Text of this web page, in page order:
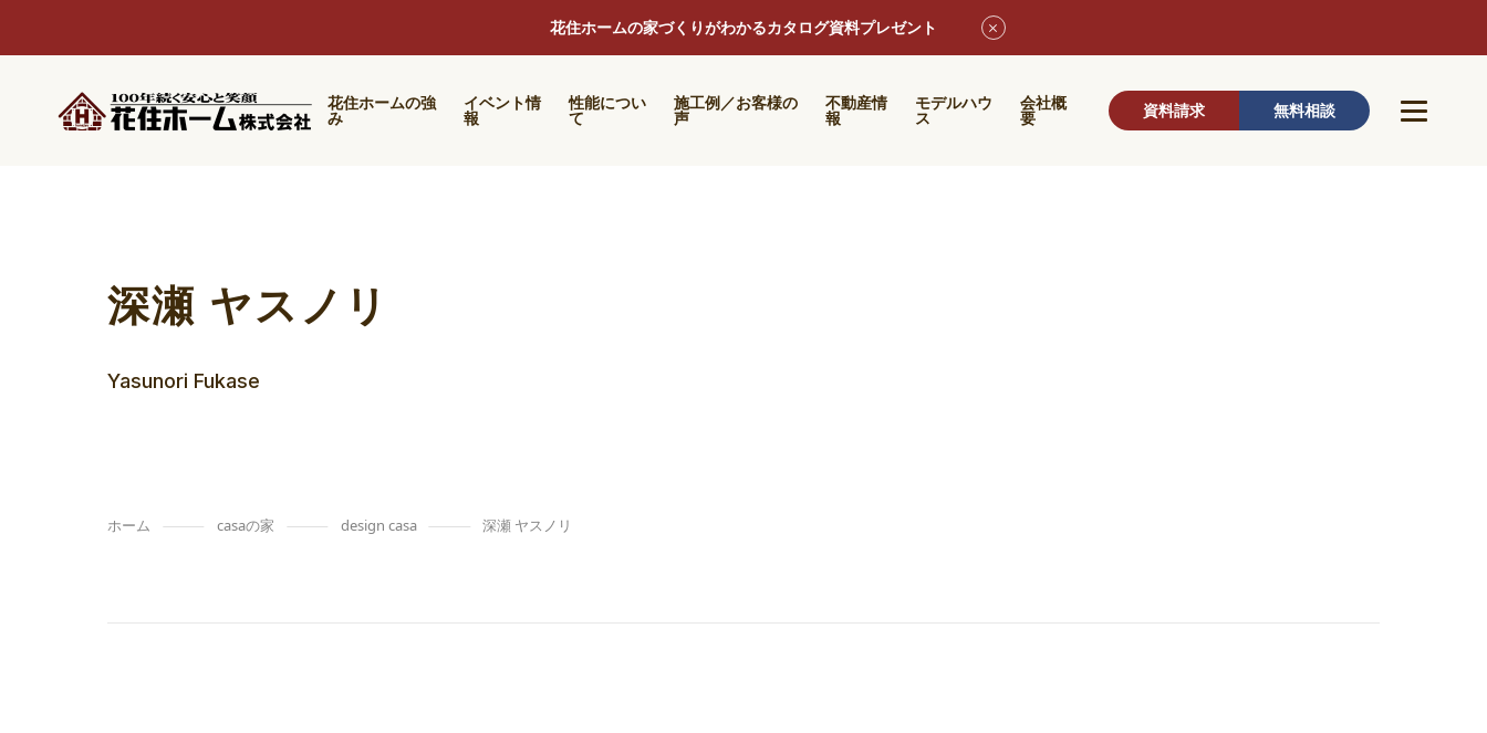
花住ホームの家づくりがわかるカタログ資料プレゼント
花住ホームの強
み
イベント情
報
性能につい
て
施工例／お客様の
声
不動産情
報
モデルハウ
ス
会社概
要 資料請求 無料相談
深瀬 ヤスノリ
Yasunori Fukase
ホーム casaの家 design casa 深瀬 ヤスノリ